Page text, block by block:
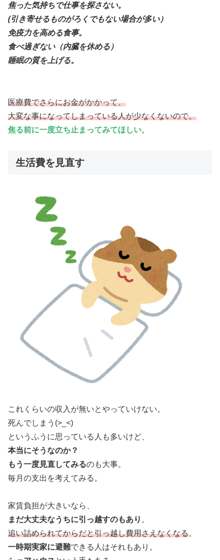
焦った気持ちで仕事を探さない。
(引き寄せるものがろくでもない場合が多い）
免疫力を高める食事。
食べ過ぎない（内臓を休める）
睡眠の質を上げる。
医療費でさらにお金がかかって、
大変な事になってしまっている人が少なくないので。
焦る前に一度立ち止まってみてほしい。
生活費を見直す
これくらいの収入が無いとやっていけない。
死んでしまう(>_<)
というふうに思っている人も多いけど、
本当にそうなのか？
もう一度見直してみるのも大事。
毎月の支出を考えてみる。
家賃負担が大きいなら、
まだ大丈夫なうちに引っ越すのもあり 。
追い詰められてからだと引っ越し費用さえなくなる。
一時期実家に避難できる人はそれもあり。